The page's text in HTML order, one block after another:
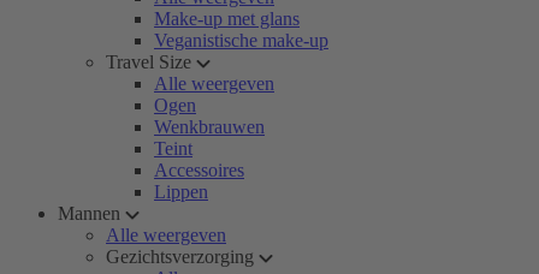
Make-up met glans
Veganistische make-up
Travel Size
Alle weergeven
Ogen
Wenkbrauwen
Teint
Accessoires
Lippen
Mannen
Alle weergeven
Gezichtsverzorging